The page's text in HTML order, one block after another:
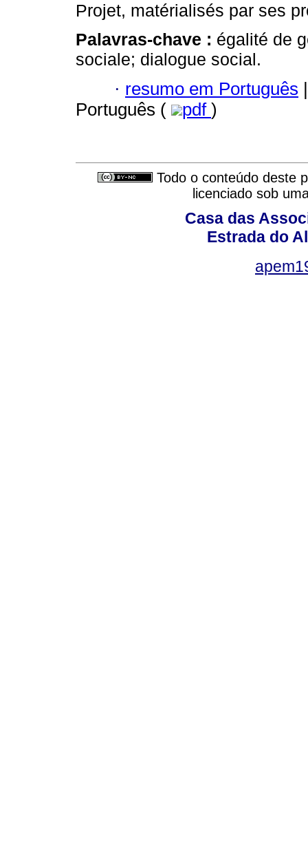
Projet, matérialisés par ses
Palavras-chave : égalité de
sociale; dialogue social.
· resumo em Português |
Português (
pdf )
Todo o conteúdo deste
licenciado sob
Casa das
Estrada do